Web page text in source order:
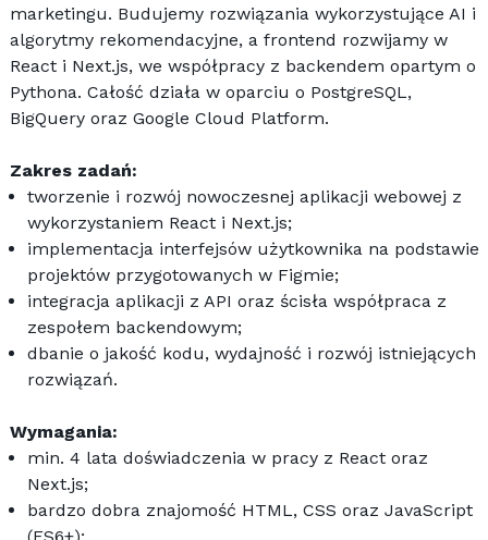
marketingu. Budujemy rozwiązania wykorzystujące AI i
algorytmy rekomendacyjne, a frontend rozwijamy w
React i Next.js, we współpracy z backendem opartym o
Pythona. Całość działa w oparciu o PostgreSQL,
BigQuery oraz Google Cloud Platform.
Zakres zadań:
tworzenie i rozwój nowoczesnej aplikacji webowej z
wykorzystaniem React i Next.js;
implementacja interfejsów użytkownika na podstawie
projektów przygotowanych w Figmie;
integracja aplikacji z API oraz ścisła współpraca z
zespołem backendowym;
dbanie o jakość kodu, wydajność i rozwój istniejących
rozwiązań.
Wymagania:
min. 4 lata doświadczenia w pracy z React oraz
Next.js;
bardzo dobra znajomość HTML, CSS oraz JavaScript